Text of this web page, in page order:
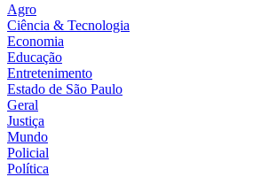
Agro
Ciência & Tecnologia
Economia
Educação
Entretenimento
Estado de São Paulo
Geral
Justiça
Mundo
Policial
Política